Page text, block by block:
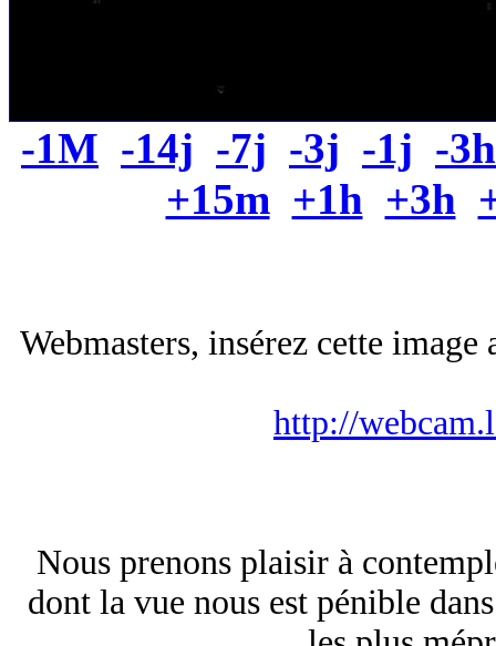
-1M -14j -7j -3j -1j -3h
+15m +1h +3h
Webmasters, insérez cette
http://
Nous prenons plaisir à
dont la vue nous est pénible